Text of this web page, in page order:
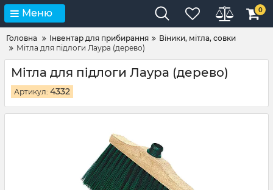
Меню 0
Головна Інвентар для прибирання
Віники, мітла, совки
Мітла для підлоги Лаура (дерево)
Мітла для підлоги Лаура (дерево)
Артикул: 4332